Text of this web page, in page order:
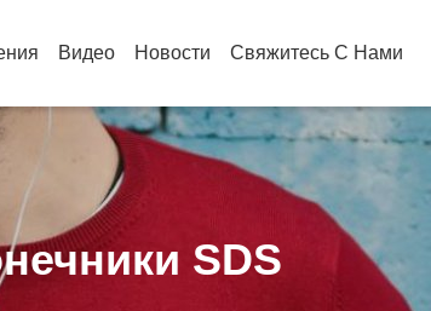
Видео Новости Свяжитесь С Нами
SDS